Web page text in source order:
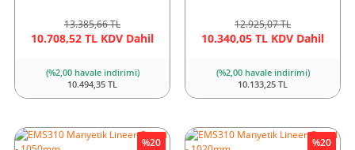
13.385,66 TL
10.708,52 TL KDV Dahil
(%2,00 havale indirimi)
10.494,35 TL
12.925,07 TL
10.340,05 TL KDV Dahil
(%2,00 havale indirimi)
10.133,25 TL
%20 %20